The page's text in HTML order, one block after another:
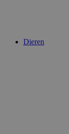
Dieren